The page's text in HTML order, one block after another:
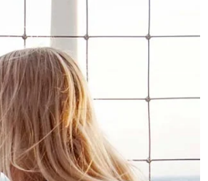
Leer todas las reseñas